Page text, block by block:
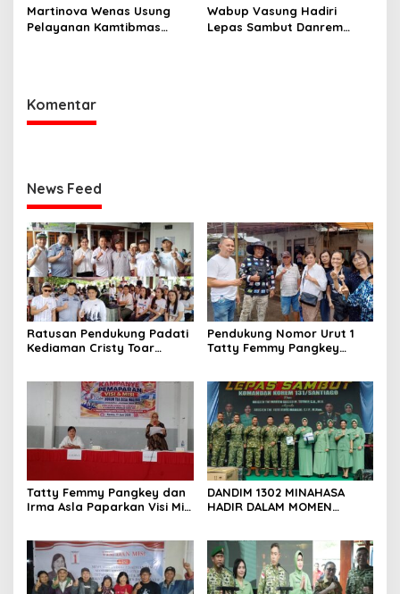
Martinova Wenas Usung
Pelayanan Kamtibmas
Wabup Vasung Hadiri
Lepas Sambut Danrem
Komentar
News Feed
Ratusan Pendukung Padati
Kediaman Cristy Toar
Calon Hukum Tua
Walantakan
Pendukung Nomor Urut 1
Tatty Femmy Pangkey
Misi di Desa Waleure
Tatty Femmy Pangkey dan
Irma Asla Paparkan Visi Misi
Waleure
DANDIM 1302 MINAHASA
HADIR DALAM MOMEN